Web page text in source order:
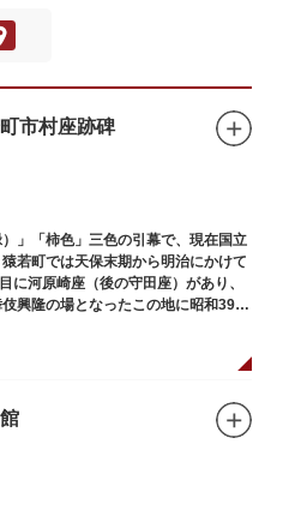
市村座跡碑
」「柿色」三色の引幕で、現在国立
若町では天保末期から明治にかけて
に河原崎座（後の守田座）があり、
興隆の場となったこの地に昭和39年